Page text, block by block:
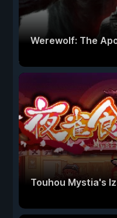
Werewolf: The
Touhou Mystia's